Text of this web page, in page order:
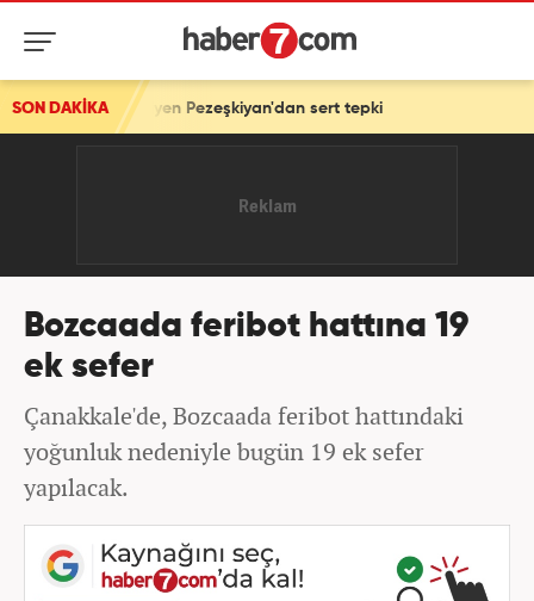
SON DAKİKA
diyen Pezeşkiyan'dan sert tepki
Bozcaada feribot hattına 19
ek sefer
Çanakkale'de, Bozcaada feribot hattındaki
yoğunluk nedeniyle bugün 19 ek sefer
yapılacak.